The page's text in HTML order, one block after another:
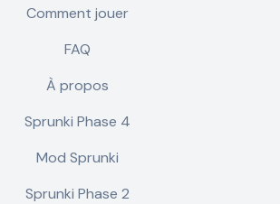
Comment jouer
FAQ
À propos
Sprunki Phase 4
Mod Sprunki
Sprunki Phase 2